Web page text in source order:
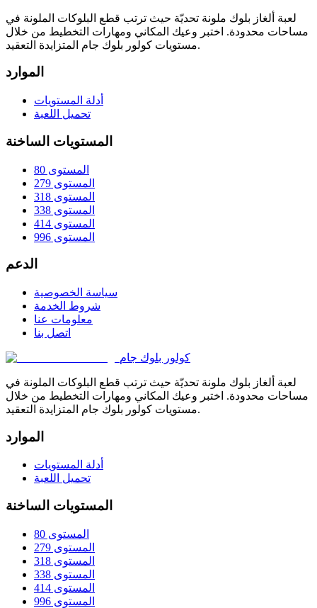
لعبة ألغاز بلوك ملونة تحديّة حيث ترتب قطع البلوكات الملونة في
مساحات محدودة. اختبر وعيك المكاني ومهارات التخطيط من خلال
مستويات كولور بلوك جام المتزايدة التعقيد.
الموارد
أدلة المستويات
تحميل اللعبة
المستويات الساخنة
المستوى 80
المستوى 279
المستوى 318
المستوى 338
المستوى 414
المستوى 996
الدعم
سياسة الخصوصية
شروط الخدمة
معلومات عنا
اتصل بنا
كولور بلوك جام
لعبة ألغاز بلوك ملونة تحديّة حيث ترتب قطع البلوكات الملونة في
مساحات محدودة. اختبر وعيك المكاني ومهارات التخطيط من خلال
مستويات كولور بلوك جام المتزايدة التعقيد.
الموارد
أدلة المستويات
تحميل اللعبة
المستويات الساخنة
المستوى 80
المستوى 279
المستوى 318
المستوى 338
المستوى 414
المستوى 996